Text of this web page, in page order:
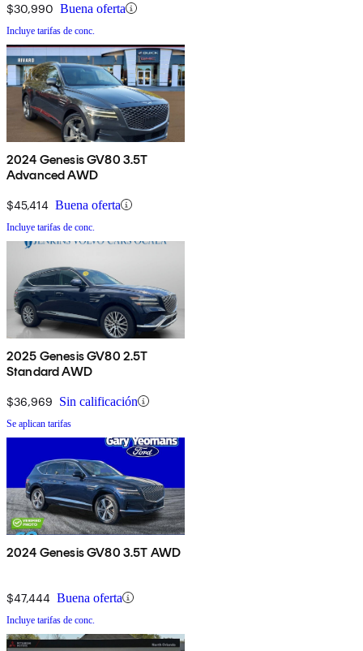
$30,990 Buena oferta
Incluye tarifas de conc.
2024 Genesis GV80 3.5T
Advanced AWD
$45,414 Buena oferta
Incluye tarifas de conc.
2025 Genesis GV80 2.5T
Standard AWD
$36,969 Sin calificación
Se aplican tarifas
2024 Genesis GV80 3.5T AWD
$47,444 Buena oferta
Incluye tarifas de conc.